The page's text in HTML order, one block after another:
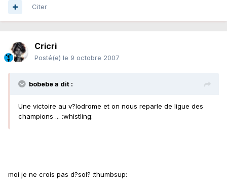
Citer
Cricri
Posté(e) le 9 octobre 2007
bobebe a dit :
Une victoire au v?lodrome et on nous reparle de ligue des
champions ... :whistling:
moi je ne crois pas d?sol? :thumbsup: